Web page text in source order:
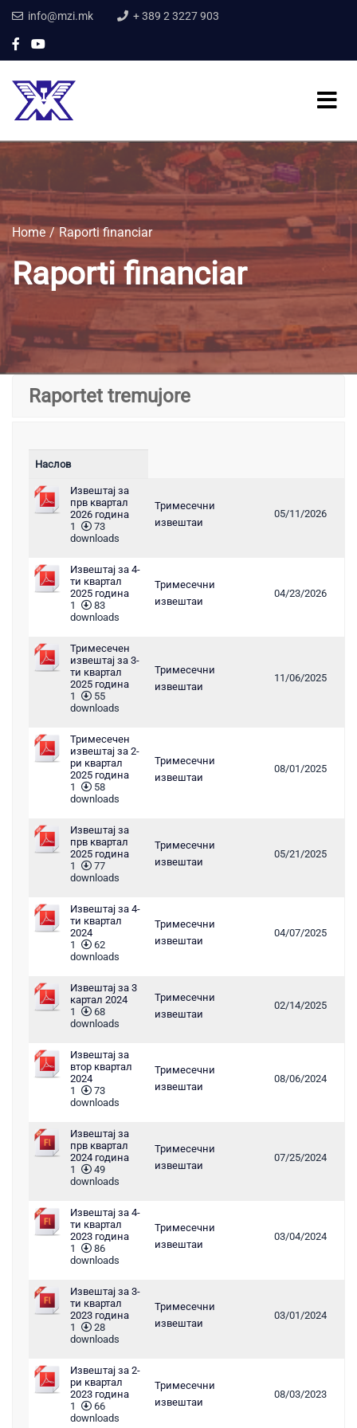
info@mzi.mk + 389 2 3227 903
Home Raporti financiar
Raporti financiar
Raportet tremujore
Наслов
Извештај за
прв квартал
2026 година
1
73
downloads
Тримесечни
извештаи
05/11/2026
Извештај за 4-
ти квартал
2025 година
1
83
downloads
Тримесечни
извештаи
04/23/2026
Тримесечен
извештај за 3-
ти квартал
2025 година
1
55
downloads
Тримесечни
извештаи
11/06/2025
Тримесечен
извештај за 2-
ри квартал
2025 година
1
58
downloads
Тримесечни
извештаи
08/01/2025
Извештај за
прв квартал
2025 година
1
77
downloads
Тримесечни
извештаи
05/21/2025
Извештај за 4-
ти квартал
2024
1
62
downloads
Тримесечни
извештаи
04/07/2025
Извештај за 3
картал 2024
1
68
downloads
Тримесечни
извештаи
02/14/2025
Извештај за
втор квартал
2024
1
73
downloads
Тримесечни
извештаи
08/06/2024
Извештај за
прв квартал
2024 година
1
49
downloads
Тримесечни
извештаи
07/25/2024
Извештај за 4-
ти квартал
2023 година
1
86
downloads
Тримесечни
извештаи
03/04/2024
Извештај за 3-
ти квартал
2023 година
1
28
downloads
Тримесечни
извештаи
03/01/2024
Извештај за 2-
ри квартал
2023 година
1
66
downloads
Тримесечни
извештаи
08/03/2023